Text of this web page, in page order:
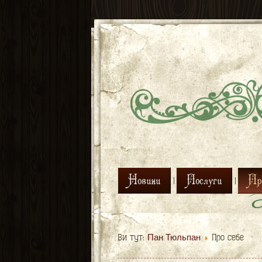
Новини Послуги
Ви тут: Пан Тюльпан Про себе